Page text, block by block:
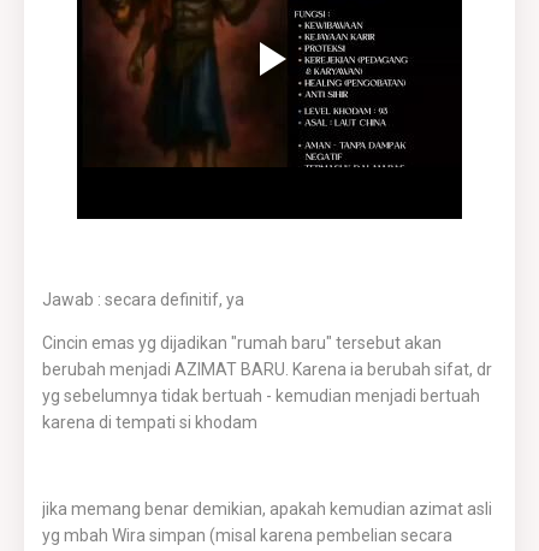
Jawab : secara definitif, ya
Cincin emas yg dijadikan "rumah baru" tersebut akan
berubah menjadi AZIMAT BARU. Karena ia berubah sifat, dr
yg sebelumnya tidak bertuah - kemudian menjadi bertuah
karena di tempati si khodam
jika memang benar demikian, apakah kemudian azimat asli
yg mbah Wira simpan (misal karena pembelian secara